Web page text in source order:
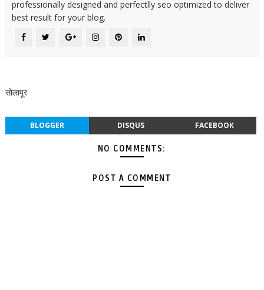
professionally designed and perfectlly seo optimized to deliver
best result for your blog.
सोलापूर
BLOGGER DISQUS FACEBOOK
NO COMMENTS:
POST A COMMENT